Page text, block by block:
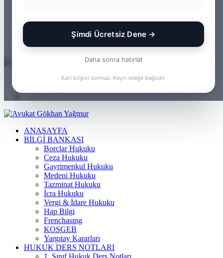
Şimdi Ücretsiz Dene →
Daha sonra hatırlat
Kart bilgisi sormaz. Kayıt isteğe bağlıdır.
Ol
Rastgele
Bölmesi
yap
ANASAYFA
BILGI BANKASI
Borçlar Hukuku
Ceza Hukuku
Gayrimenkul Hukuku
Medeni Hukuku
Tazminat Hukuku
İcra Hukuku
Vergi & İdare Hukuku
Hap Bilgi
Frenchasıng
KOSGEB
Yargıtay Kararları
HUKUK DERS NOTLARI
1. Sınıf Hukuk Ders Notları